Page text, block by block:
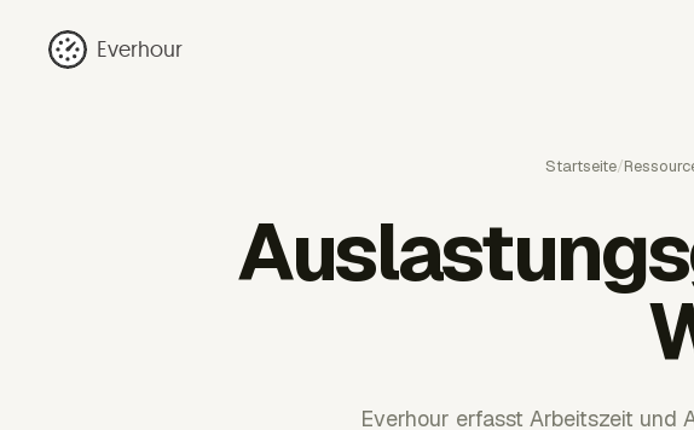
Everhour
Startseite/
Everhour erfasst Arbeitszeit und